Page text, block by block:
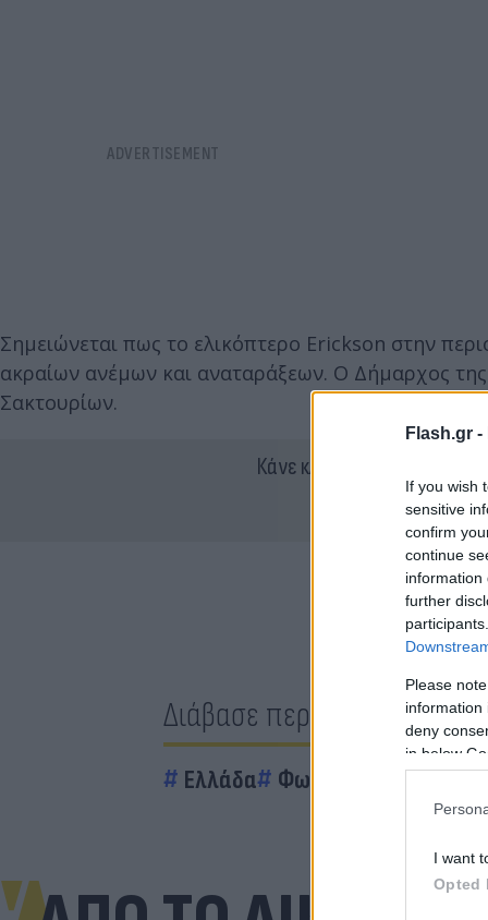
Flash.gr -
If you wish
sensitive
confirm
continue
information
further
Please
information
deny
in below
I want
Opted
Σημειώνεται πως το ελικόπτερο Erickson στην
ακραίων ανέμων και αναταράξεων. Ο Δήμαρχος
Σακτουρίων.
Κάνε κλικ και δες
Διάβασε περισσότερα
Ελλάδα Φωτιές Ρέθυμνο